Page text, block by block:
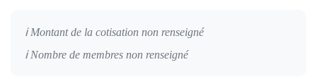
ℹ️ Montant de la cotisation non renseigné
ℹ️ Nombre de membres non renseigné